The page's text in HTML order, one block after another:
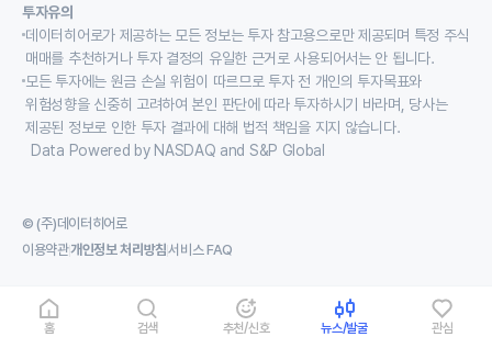
홈 검색 추천/신호 뉴스/발굴 관심
투자유의
데이터히어로가 제공하는 모든 정보는 투자 참고용으로만 제공되며 특정 주식
매매를 추천하거나 투자 결정의 유일한 근거로 사용되어서는 안 됩니다.
모든 투자에는 원금 손실 위험이 따르므로 투자 전 개인의 투자목표와
위험성향을 신중히 고려하여 본인 판단에 따라 투자하시기 바라며, 당사는
제공된 정보로 인한 투자 결과에 대해 법적 책임을 지지 않습니다.
Data Powered by NASDAQ and S&P Global
© (주)데이터히어로
이용약관개인정보 처리방침서비스 FAQ